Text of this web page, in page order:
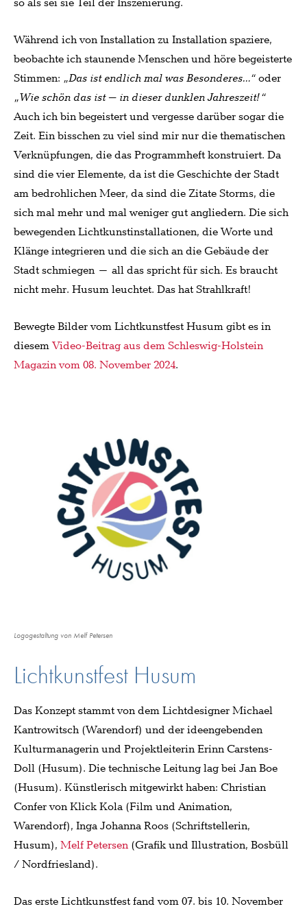
so als sei sie Teil der Inszenierung.
Während ich von Installation zu Installation spaziere,
beobachte ich staunende Menschen und höre begeisterte
Stimmen: „Das ist endlich mal was Besonderes…“oder
„Wie schön das ist – in dieser dunklen Jahreszeit!“
Auch ich bin begeistert und vergesse darüber sogar die
Zeit. Ein bisschen zu viel sind mir nur die thematischen
Verknüpfungen, die das Programmheft konstruiert. Da
sind die vier Elemente, da ist die Geschichte der Stadt
am bedrohlichen Meer, da sind die Zitate Storms, die
sich mal mehr und mal weniger gut angliedern. Die sich
bewegenden Lichtkunstinstallationen, die Worte und
Klänge integrieren und die sich an die Gebäude der
Stadt schmiegen – all das spricht für sich. Es braucht
nicht mehr. Husum leuchtet. Das hat Strahlkraft!
Bewegte Bilder vom Lichtkunstfest Husum gibt es in
diesemVideo-Beitrag aus dem Schleswig-Holstein
Magazin vom 08. November 2024.
Logogestaltung von Melf Petersen
Lichtkunstfest Husum
Das Konzept stammt von dem Lichtdesigner Michael
Kantrowitsch (Warendorf) und der ideengebenden
Kulturmanagerin und Projektleiterin Erinn Carstens-
Doll (Husum). Die technische Leitung lag bei Jan Boe
(Husum). Künstlerisch mitgewirkt haben: Christian
Confer von Klick Kola (Film und Animation,
Warendorf), Inga Johanna Roos (Schriftstellerin,
Husum), Melf Petersen (Grafik und Illustration, Bosbüll
/ Nordfriesland).
Das erste Lichtkunstfest fand vom 07. bis 10. November